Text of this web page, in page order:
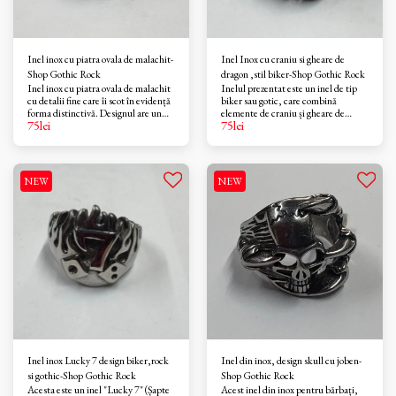
Inel inox cu piatra ovala de malachit-
Shop Gothic Rock
Inel inox cu piatra ovala de malachit
cu detalii fine care îi scot în evidență
forma distinctivă. Designul are un
aspect vintage, patinat sau oxidat,
75lei
Inel Inox cu craniu si gheare de
dragon ,stil biker-Shop Gothic Rock
Inelul prezentat este un inel de tip
biker sau gotic, care combină
elemente de craniu și gheare de
dragon. Este realizat, din inox pentru
o bijuterie statement populară în
rândul pasionaților de stiluri rock și
punk.
75lei
NEW
Inel inox Lucky 7 design biker,rock
si gothic-Shop Gothic Rock
Acesta este un inel "Lucky 7" (Șapte
NEW
Inel din inox, design skull cu joben-
Shop Gothic Rock
Acest inel din inox pentru bărbați,